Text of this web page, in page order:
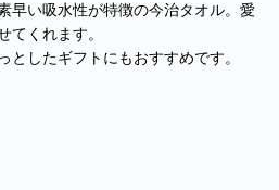
早い吸水性が特徴の今治タオル。愛
てくれます。
としたギフトにもおすすめです。